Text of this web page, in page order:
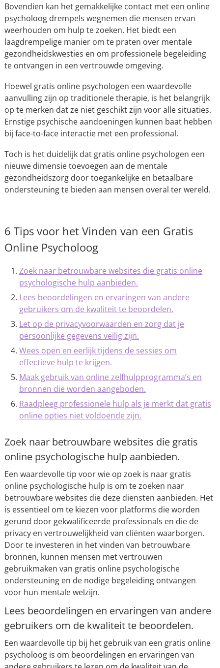
Bovendien kan het gemakkelijke contact met een online
psycholoog drempels wegnemen die mensen ervan
weerhouden om hulp te zoeken. Het biedt een
laagdrempelige manier om te praten over mentale
gezondheidskwesties en om professionele begeleiding
te ontvangen in een vertrouwde omgeving.
Hoewel gratis online psychologen een waardevolle
aanvulling zijn op traditionele therapie, is het belangrijk
op te merken dat ze niet geschikt zijn voor alle situaties.
Ernstige psychische aandoeningen kunnen baat hebben
bij face-to-face interactie met een professional.
Toch is het duidelijk dat gratis online psychologen een
nieuwe dimensie toevoegen aan de mentale
gezondheidszorg door toegankelijke en betaalbare
ondersteuning te bieden aan mensen overal ter wereld.
6 Tips voor het Vinden van een Gratis
Online Psycholoog
Zoek naar betrouwbare websites die gratis online
psychologische hulp aanbieden.
Lees beoordelingen en ervaringen van andere
gebruikers om de kwaliteit te beoordelen.
Let op de privacyvoorwaarden en zorg dat je
persoonlijke gegevens veilig zijn.
Wees open en eerlijk tijdens de sessies om
effectieve hulp te krijgen.
Maak gebruik van online zelfhulpprogramma’s en
bronnen die worden aangeboden.
Raadpleeg professionele hulp als je merkt dat gratis
online opties niet voldoende zijn.
Zoek naar betrouwbare websites die gratis
online psychologische hulp aanbieden.
Een waardevolle tip voor wie op zoek is naar gratis
online psychologische hulp is om te zoeken naar
betrouwbare websites die deze diensten aanbieden. Het
is essentieel om te kiezen voor platforms die worden
gerund door gekwalificeerde professionals en die de
privacy en vertrouwelijkheid van cliënten waarborgen.
Door te investeren in het vinden van betrouwbare
bronnen, kunnen mensen met vertrouwen
gebruikmaken van gratis online psychologische
ondersteuning en de nodige begeleiding ontvangen
voor hun mentale welzijn.
Lees beoordelingen en ervaringen van andere
gebruikers om de kwaliteit te beoordelen.
Een waardevolle tip bij het gebruik van een gratis online
psycholoog is om beoordelingen en ervaringen van